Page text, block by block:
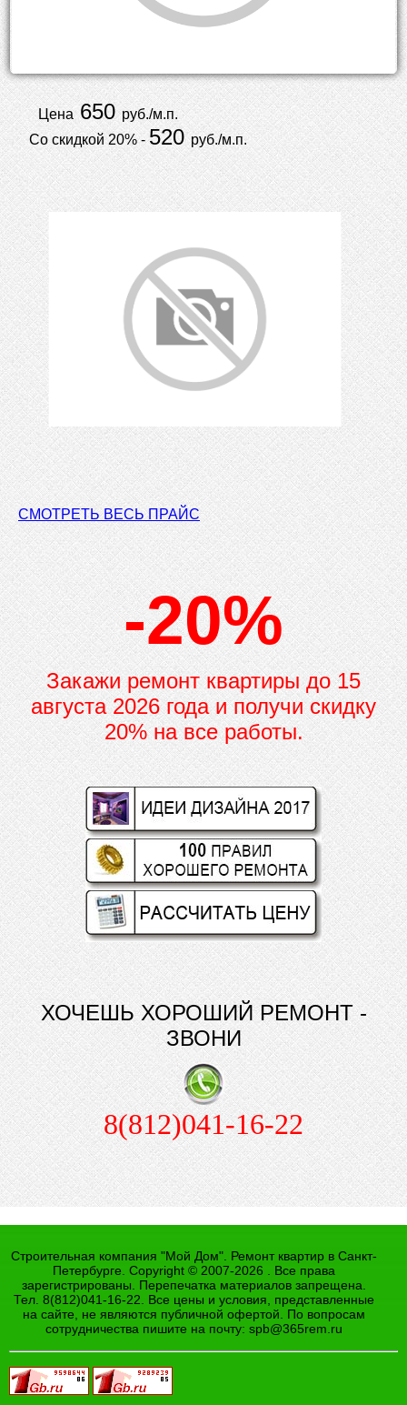
Цена650руб./м.п.
Со скидкой 20% -520руб./м.п.
СМОТРЕТЬ ВЕСЬ ПРАЙС
-20%
Закажи ремонт квартиры до15
августа 2026 года и получи скидку
20% на все работы.
ХОЧЕШЬ ХОРОШИЙ РЕМОНТ -
ЗВОНИ
8(812)041-16-22
Строительная компания "Мой Дом". Ремонт квартир в Санкт-
Петербурге. Copyright © 2007-2026 . Все права
зарегистрированы. Перепечатка материалов запрещена.
Тел. 8(812)041-16-22. Все цены и условия, представленные
на сайте, не являются публичной офертой. По вопросам
сотрудничества пишите на почту: spb@365rem.ru